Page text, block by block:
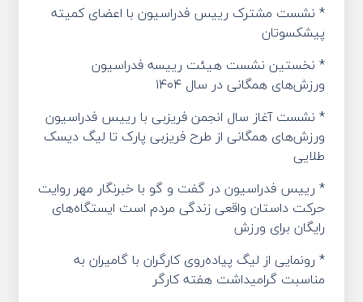
* نشست مشترک رییس فدراسیون با اعضای کمیته
پیشکسوتان
* نخستین نشست هیئت رییسه فدراسیون
ورزش‌های همگانی در سال ۱۴۰۴
* نشست آغاز سال انجمن فریزبی با رییس فدراسیون
ورزش‌های همگانی از طرح فریزبی پارک تا لیگ دیسک
طلایی
* رییس فدراسیون در گفت و گو با خبرنگار مهر روایت
حرکت داستان واقعی زندگی مردم است ایستگاه‌های
رایگان برای ورزش
* رونمایی از لیگ پیاده‌روی کارگران با گامیران به
مناسبت گرامیداشت هفته کارگر